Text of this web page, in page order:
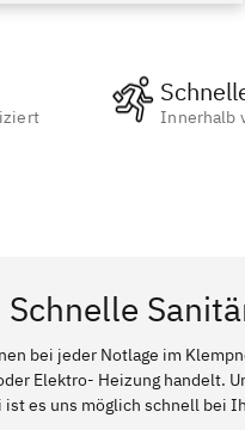
Innerhalb
Schnelle
bei jeder Notlage im
Elektro- Heizung handelt.
es uns möglich schnell bei